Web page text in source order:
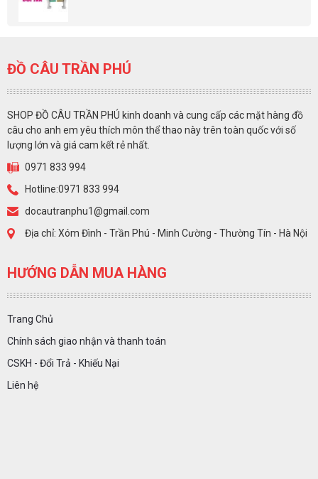
ĐỒ CÂU TRẦN PHÚ
SHOP ĐỒ CÂU TRẦN PHÚ kinh doanh và cung cấp các mặt hàng đồ
câu cho anh em yêu thích môn thể thao này trên toàn quốc với số
lượng lớn và giá cam kết rẻ nhất.
0971 833 994
Hotline:0971 833 994
docautranphu1@gmail.com
Địa chỉ: Xóm Đình - Trần Phú - Minh Cường - Thường Tín - Hà Nội
HƯỚNG DẪN MUA HÀNG
Trang Chủ
Chính sách giao nhận và thanh toán
CSKH - Đổi Trả - Khiếu Nại
Liên hệ